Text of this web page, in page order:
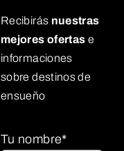
Recibirás nuestras
mejores ofertas e
informaciones
sobre destinos de
ensueño
Tu nombre*